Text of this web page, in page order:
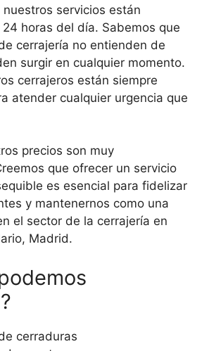
servicios están
horas del día. Sabemos que
cerrajería no entienden de
surgir en cualquier momento.
cerrajeros están siempre
atender cualquier urgencia que
precios son muy
que ofrecer un servicio
es esencial para fidelizar
y mantenernos como una
el sector de la cerrajería en
Madrid.
cerraduras